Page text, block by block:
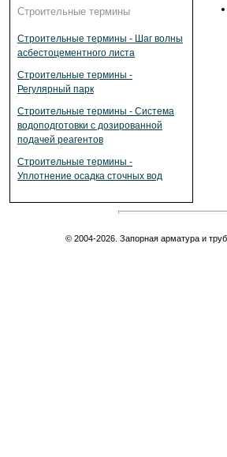
Строительные термины
Строительные термины - Шаг волны
асбестоцементного листа
Строительные термины -
Регулярный парк
Строительные термины - Система
водоподготовки с дозированной
подачей реагентов
Строительные термины -
Уплотнение осадка сточных вод
© 2004-2026. Запорная арматура и